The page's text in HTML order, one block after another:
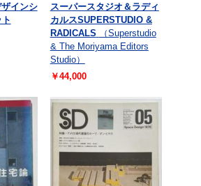
インシ
スーパースタジオ＆ラディ
カルスSUPERSTUDIO &
RADICALS
（Superstudio
& The Moriyama Editors
Studio）
￥44,000